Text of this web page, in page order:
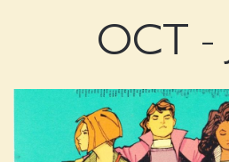
OCT -